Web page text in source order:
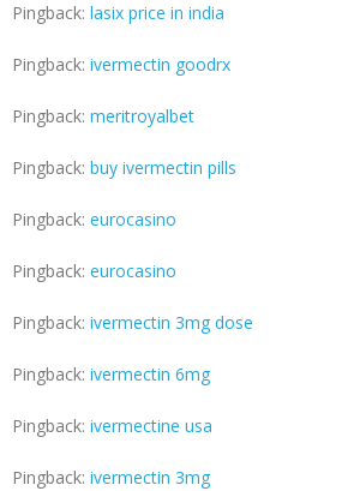
Pingback: lasix price in india
Pingback: ivermectin goodrx
Pingback: meritroyalbet
Pingback: buy ivermectin pills
Pingback: eurocasino
Pingback: eurocasino
Pingback: ivermectin 3mg dose
Pingback: ivermectin 6mg
Pingback: ivermectine usa
Pingback: ivermectin 3mg